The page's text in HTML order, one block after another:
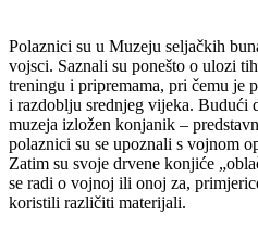
Polaznici su u Muzeju seljačkih
vojsci. Saznali su ponešto o ulozi
treningu i pripremama, pri čemu je
i razdoblju srednjeg vijeka. Budući
muzeja izložen konjanik –
polaznici su se upoznali s vojnom
Zatim su svoje drvene konjiće
se radi o vojnoj ili onoj za,
koristili različiti materijali.